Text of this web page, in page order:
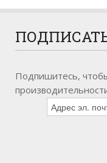
Подпишитесь,